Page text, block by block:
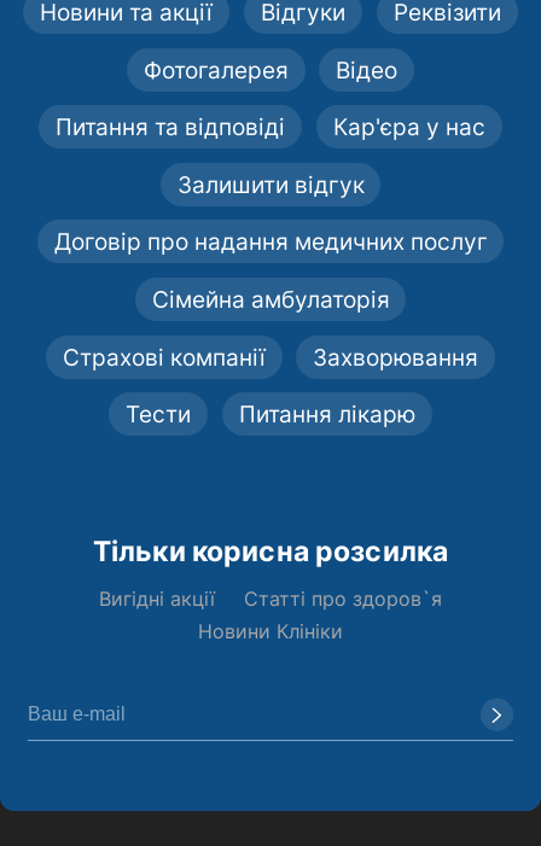
Новини та акції Відгуки Реквізити
Фотогалерея Відео
Питання та відповіді Кар'єра у нас
Залишити відгук
Договір про надання медичних послуг
Сімейна амбулаторія
Страхові компанії Захворювання
Тести Питання лікарю
Тільки корисна розсилка
Вигідні акції
Статті про здоров`я
Новини Клініки